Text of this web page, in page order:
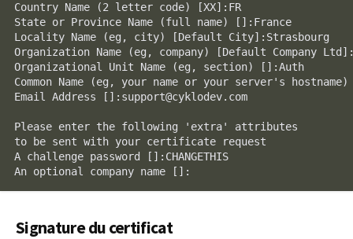
Country Name (2 letter code) [XX]:FR
State or Province Name (full name) []:France
Locality Name (eg, city) [Default City]:Strasbourg
Organization Name (eg, company) [Default Company
Organizational Unit Name (eg, section) []:Auth
Common Name (eg, your name or your server's hostname)
Email Address []:support@cyklodev.com
Please enter the following 'extra' attributes
to be sent with your certificate request
A challenge password []:CHANGETHIS
An optional company name []:
Signature du certificat